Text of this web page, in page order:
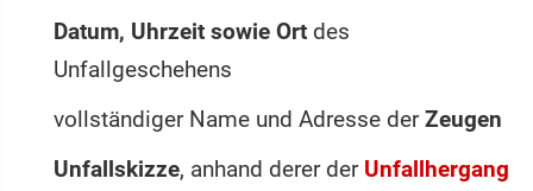
Datum, Uhrzeit sowie Ort des
Unfallgeschehens
vollständiger Name und Adresse derZeugen
Unfallskizze, anhand derer der Unfallhergang